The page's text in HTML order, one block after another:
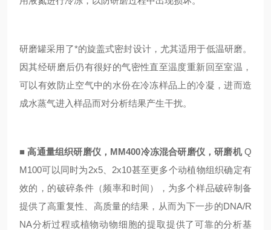
研磨罐采用了*的旋盖式密封设计，尤其适用于低温研磨。
因其经研磨后仍有很好的气密性直至温度重新回至室温，
可以有效防止空气中的水份在冷冻样品上的冷凝，进而造
成水蒸气进入样品而对分析结果产生干扰。
■高通量组织研磨仪，MM400冷冻混合研磨仪，研磨机Q
M100可以同时为2x5、2x10甚至更多个动植物组织确定有
效的，的破碎条件（频率和时间），为多个样品破碎制备
提供了高重复性、高质量的结果，从而为下一步的DNA/R
NA分析过程或植物动物细胞的提取提供了可靠的分析基